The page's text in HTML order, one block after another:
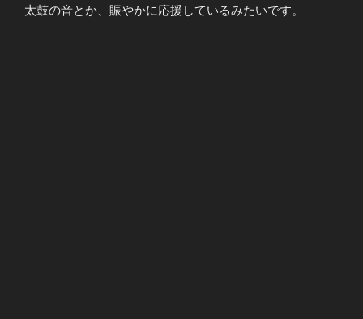
太鼓の音とか、賑やかに応援しているみたいです。